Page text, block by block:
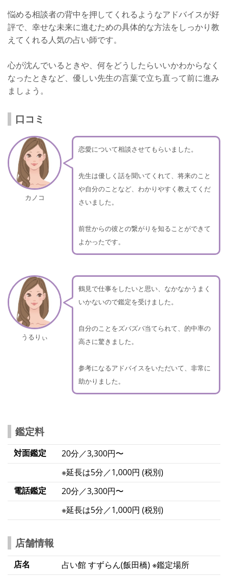
悩める相談者の背中を押してくれるようなアドバイスが好
評で、幸せな未来に進むための具体的な方法をしっかり教
えてくれる人気の占い師です。
心が沈んでいるときや、何をどうしたらいいかわからなく
なったときなど、優しい先生の言葉で立ち直って前に進み
ましょう。
口コミ
カノコ
恋愛について相談させてもらいました。
先生は優しく話を聞いてくれて、将来のこと
や自分のことなど、わかりやすく教えてくだ
さいました。
前世からの彼との繋がりを知ることができて
よかったです。
うるりぃ
鶴見で仕事をしたいと思い、なかなかうまく
いかないので鑑定を受けました。
自分のことをズバズバ当てられて、的中率の
高さに驚きました。
参考になるアドバイスをいただいて、非常に
助かりました。
鑑定料
対面鑑定
20分／3,300円〜
※延長は5分／1,000円 (税別)
電話鑑定
20分／3,300円〜
※延長は5分／1,000円 (税別)
店舗情報
店名
占い館 すずらん(飯田橋) ※鑑定場所